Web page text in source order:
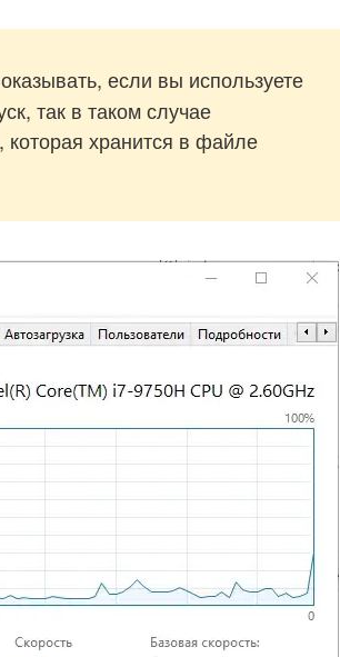
если вы используете
так в таком случае
которая хранится в файле